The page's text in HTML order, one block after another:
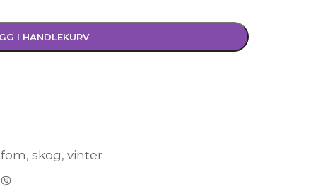
I HANDLEKURV
, skog, vinter